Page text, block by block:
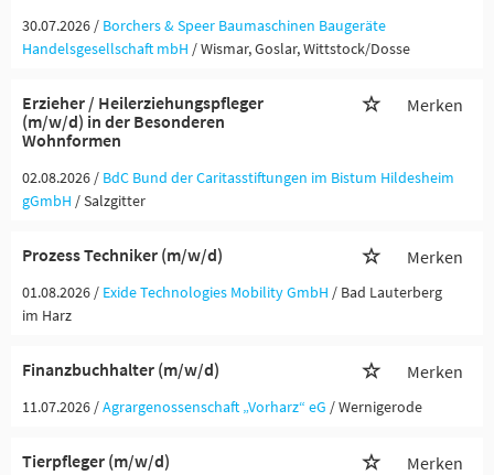
30.07.2026 / Borchers & Speer Baumaschinen Baugeräte
Handelsgesellschaft mbH / Wismar, Goslar, Wittstock/Dosse
Erzieher / Heilerziehungspfleger
(m/w/d) in der Besonderen
Wohnformen
Merken
02.08.2026 / BdC Bund der Caritasstiftungen im Bistum Hildesheim
gGmbH / Salzgitter
Prozess Techniker (m/w/d) Merken
01.08.2026 / Exide Technologies Mobility GmbH / Bad Lauterberg
im Harz
Finanzbuchhalter (m/w/d) Merken
11.07.2026 /Agrargenossenschaft „Vorharz“ eG / Wernigerode
Tierpfleger (m/w/d) Merken